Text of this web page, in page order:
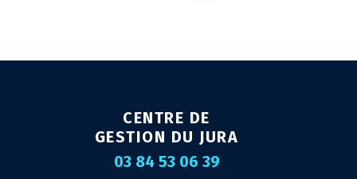
LIENS UTILES
CENTRE DE
GESTION DU JURA
03 84 53 06 39